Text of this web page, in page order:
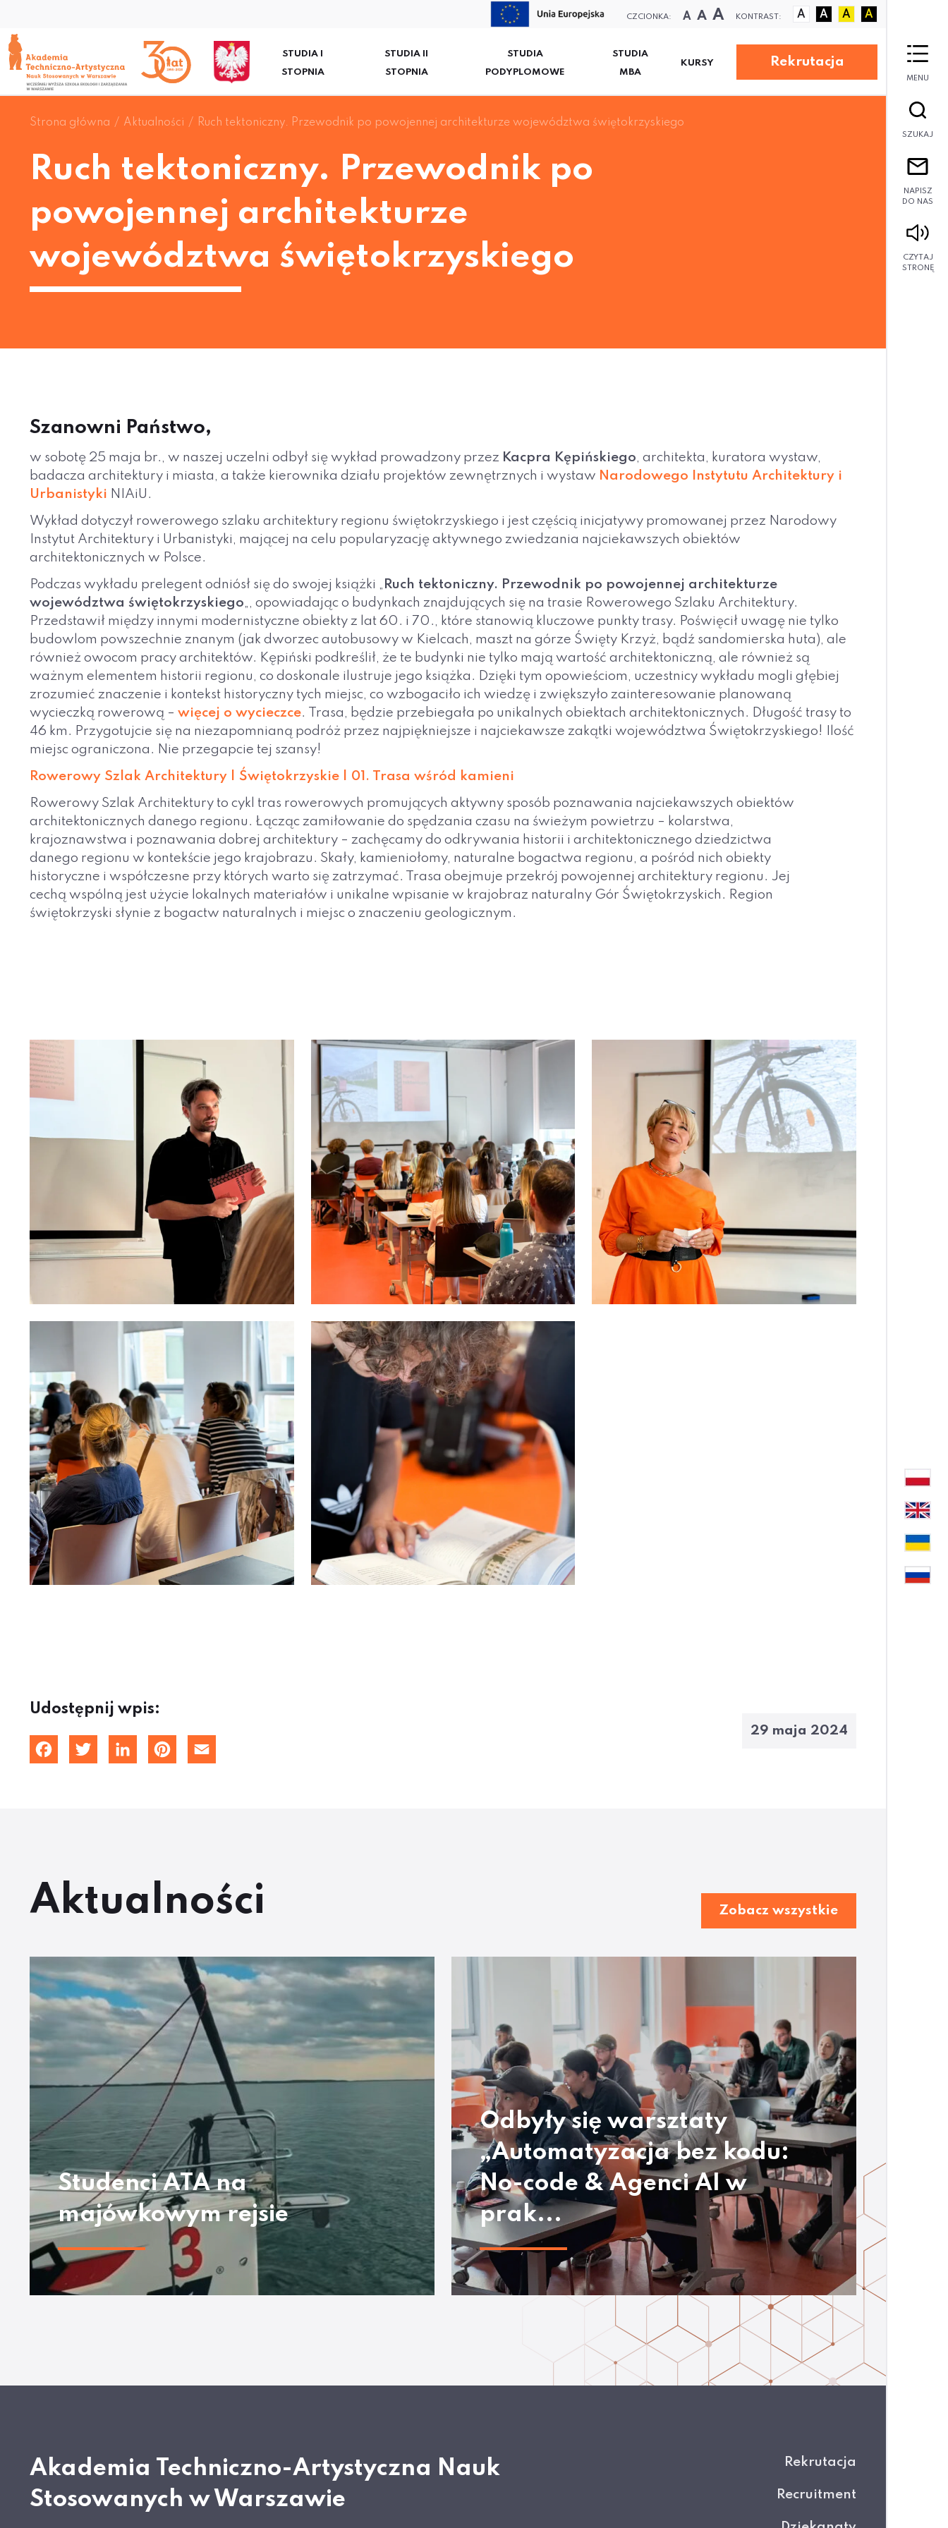
CZCIONKA: A A A KONTRAST: A A A A
STUDIA I
STOPNIA
STUDIA II
STOPNIA
STUDIA
PODYPLOMOWE
STUDIA
MBA
KURSY Rekrutacja
MENU
SZUKAJ
NAPISZ
DO NAS
CZYTAJ
STRONĘ
Strona główna Aktualności Ruch tektoniczny. Przewodnik po powojennej architekturze województwa świętokrzyskiego
Ruch tektoniczny. Przewodnik po
powojennej architekturze
województwa świętokrzyskiego
Szanowni Państwo,
w sobotę 25 maja br., w naszej uczelni odbył się wykład prowadzony przez Kacpra Kępińskiego, architekta, kuratora wystaw,
badacza architektury i miasta, a także kierownika działu projektów zewnętrznych i wystaw Narodowego Instytutu Architektury i
Urbanistyki NIAiU.
Wykład dotyczył rowerowego szlaku architektury regionu świętokrzyskiego i jest częścią inicjatywy promowanej przez Narodowy
Instytut Architektury i Urbanistyki, mającej na celu popularyzację aktywnego zwiedzania najciekawszych obiektów
architektonicznych w Polsce.
Podczas wykładu prelegent odniósł się do swojej książki „ Ruch tektoniczny. Przewodnik po powojennej architekturze
województwa świętokrzyskiego„, opowiadając o budynkach znajdujących się na trasie Rowerowego Szlaku Architektury.
Przedstawił między innymi modernistyczne obiekty z lat 60. i 70., które stanowią kluczowe punkty trasy. Poświęcił uwagę nie tylko
budowlom powszechnie znanym (jak dworzec autobusowy w Kielcach, maszt na górze Święty Krzyż, bądź sandomierska huta), ale
również owocom pracy architektów. Kępiński podkreślił, że te budynki nie tylko mają wartość architektoniczną, ale również są
ważnym elementem historii regionu, co doskonale ilustruje jego książka. Dzięki tym opowieściom, uczestnicy wykładu mogli głębiej
zrozumieć znaczenie i kontekst historyczny tych miejsc, co wzbogaciło ich wiedzę i zwiększyło zainteresowanie planowaną
wycieczką rowerową – więcej o wycieczce. Trasa, będzie przebiegała po unikalnych obiektach architektonicznych. Długość trasy to
46 km. Przygotujcie się na niezapomnianą podróż przez najpiękniejsze i najciekawsze zakątki województwa Świętokrzyskiego! Ilość
miejsc ograniczona. Nie przegapcie tej szansy!
Rowerowy Szlak Architektury | Świętokrzyskie | 01. Trasa wśród kamieni
Rowerowy Szlak Architektury to cykl tras rowerowych promujących aktywny sposób poznawania najciekawszych obiektów
architektonicznych danego regionu. Łącząc zamiłowanie do spędzania czasu na świeżym powietrzu – kolarstwa,
krajoznawstwa i poznawania dobrej architektury – zachęcamy do odkrywania historii i architektonicznego dziedzictwa
danego regionu w kontekście jego krajobrazu. Skały, kamieniołomy, naturalne bogactwa regionu, a pośród nich obiekty
historyczne i współczesne przy których warto się zatrzymać. Trasa obejmuje przekrój powojennej architektury regionu. Jej
cechą wspólną jest użycie lokalnych materiałów i unikalne wpisanie w krajobraz naturalny Gór Świętokrzyskich. Region
świętokrzyski słynie z bogactw naturalnych i miejsc o znaczeniu geologicznym.
Udostępnij wpis:
FacebookTwitterLinkedInPinterestEmail
29 maja 2024
Aktualności Zobacz wszystkie
Studenci ATA na
majówkowym rejsie
Odbyły się warsztaty
„Automatyzacja bez kodu:
No-code & Agenci AI w
prak...
Akademia Techniczno-Artystyczna Nauk
Stosowanych w Warszawie
Rekrutacja
Recruitment